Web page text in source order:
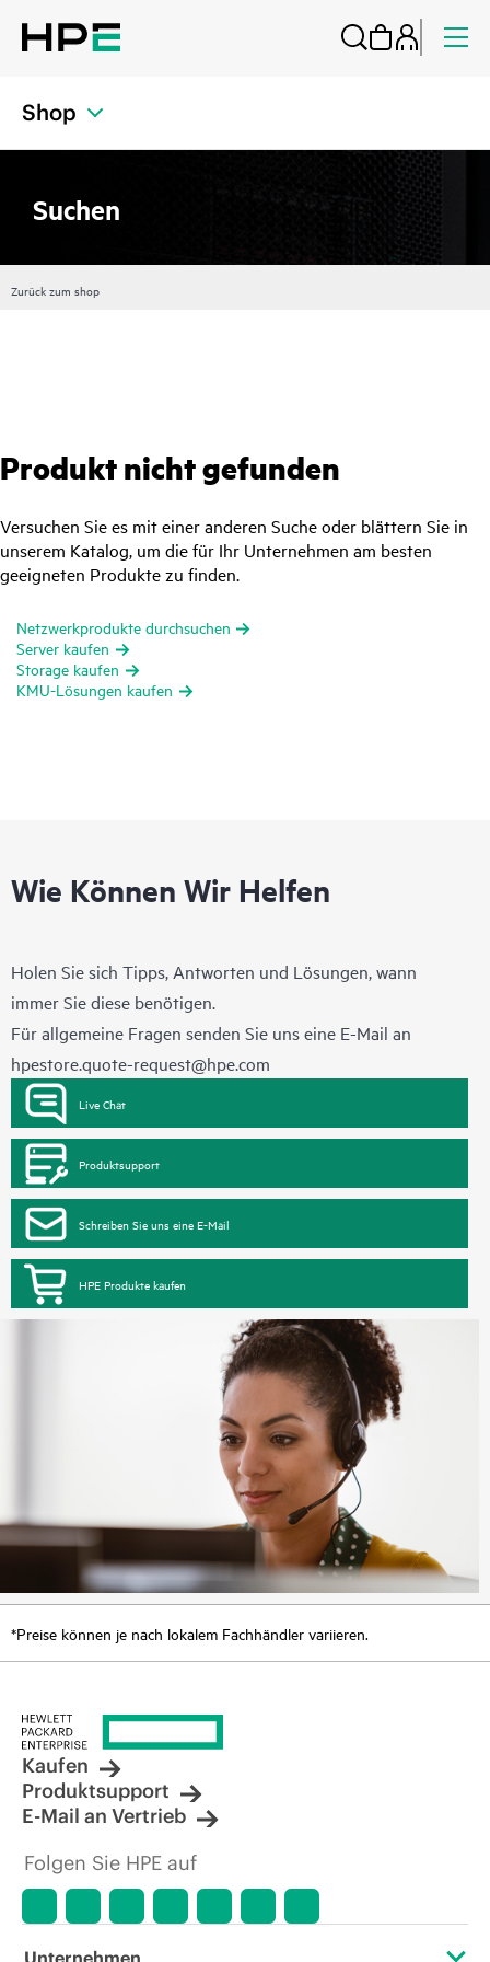
Shop
Suchen
Zurück zum shop
Produkt nicht gefunden
Versuchen Sie es mit einer anderen Suche oder blättern Sie in
unserem Katalog, um die für Ihr Unternehmen am besten
geeigneten Produkte zu finden.
Netzwerkprodukte durchsuchen
Server kaufen
Storage kaufen
KMU-Lösungen kaufen
Wie Können Wir Helfen
Holen Sie sich Tipps, Antworten und Lösungen, wann
immer Sie diese benötigen.
Für allgemeine Fragen senden Sie uns eine E-Mail an
hpestore.quote-request@hpe.com
Live Chat
Produktsupport
Schreiben Sie uns eine E-Mail
HPE Produkte kaufen
*Preise können je nach lokalem Fachhändler variieren.
Kaufen
Produktsupport
E-Mail an Vertrieb
Folgen Sie HPE auf
Unternehmen